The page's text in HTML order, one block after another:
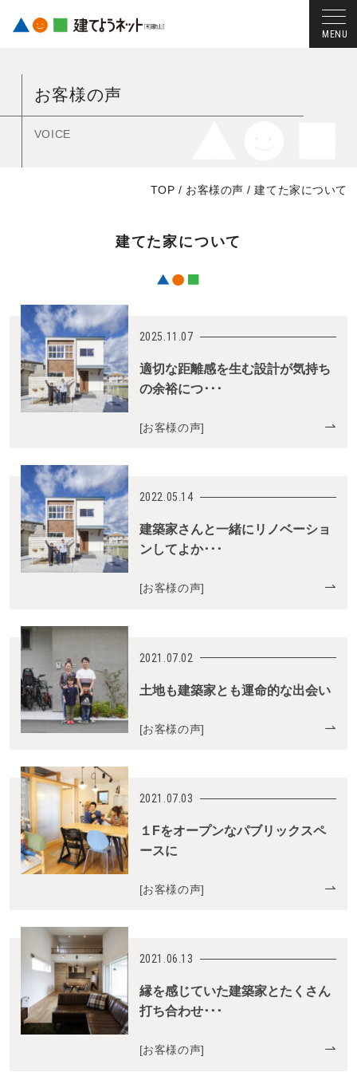
ン
お客様の声
VOICE
TOP / お客様の声 /建てた家について
建てた家について
2025.11.07
適切な距離感を生む設計が気持ち
の余裕につ･･･
[お客様の声]
2022.05.14
建築家さんと一緒にリノベーショ
ンしてよか･･･
[お客様の声]
2021.07.02
土地も建築家とも運命的な出会い
[お客様の声]
2021.07.03
１Fをオープンなパブリックスペ
ースに
[お客様の声]
2021.06.13
縁を感じていた建築家とたくさん
打ち合わせ･･･
[お客様の声]